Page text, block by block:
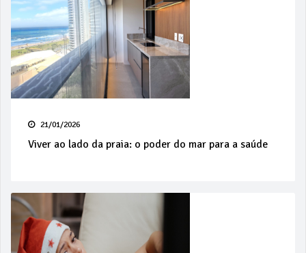
21/01/2026
Viver ao lado da praia: o poder do mar para a saúde